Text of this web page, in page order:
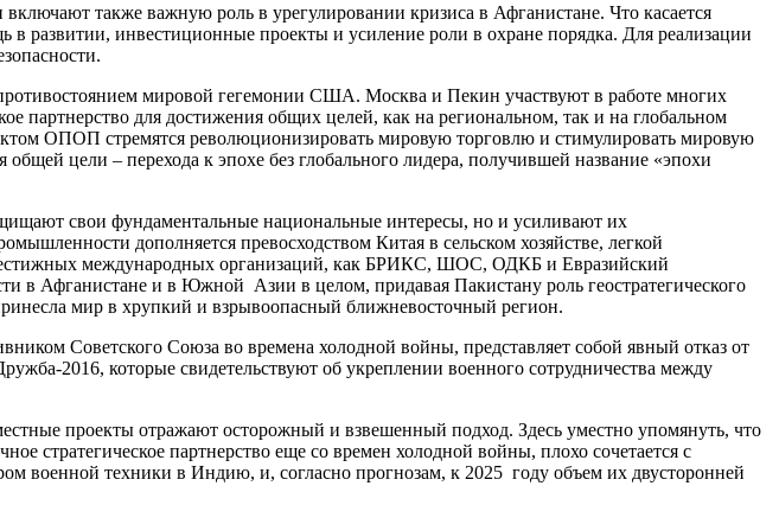
также важную роль в урегулировании кризиса в Афганистане. Что касается
развитии, инвестиционные проекты и усиление роли в охране порядка. Для реализации
мировой гегемонии США. Москва и Пекин участвуют в работе многих
для достижения общих целей, как на региональном, так и на глобальном
ОПОП стремятся революционизировать мировую торговлю и стимулировать мировую
цели – перехода к эпохе без глобального лидера, получившей название «эпохи
свои фундаментальные национальные интересы, но и усиливают их
дополняется превосходством Китая в сельском хозяйстве, легкой
международных организаций, как БРИКС, ШОС, ОДКБ и Евразийский
Афганистане и в Южной Азии в целом, придавая Пакистану роль геостратегического
мир в хрупкий и взрывоопасный ближневосточный регион.
Советского Союза во времена холодной войны, представляет собой явный отказ от
2016, которые свидетельствуют об укреплении военного сотрудничества между
проекты отражают осторожный и взвешенный подход. Здесь уместно упомянуть, что
стратегическое партнерство еще со времен холодной войны, плохо сочетается с
военной техники в Индию, и, согласно прогнозам, к 2025 году объем их двусторонней